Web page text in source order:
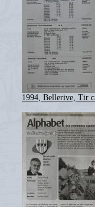
1994, Bellerive, Tir